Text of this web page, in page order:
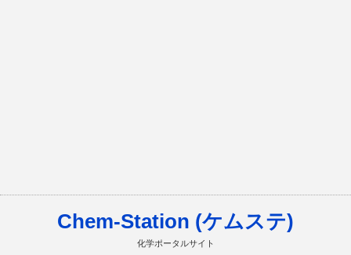
Chem-Station (ケムステ)
化学ポータルサイト